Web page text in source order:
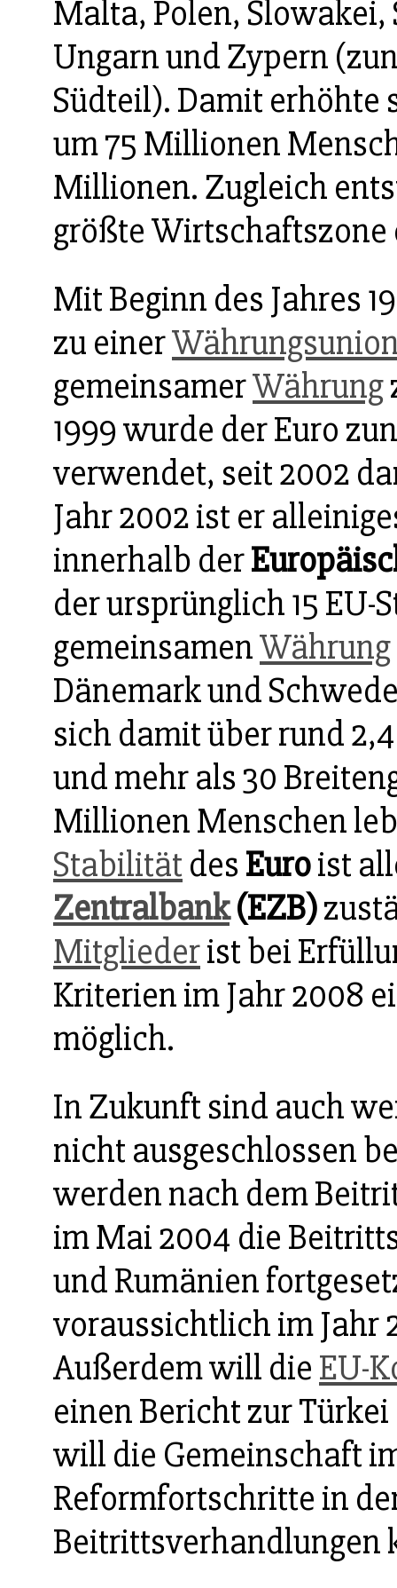
Malta, Polen,
Ungarn und Zypern
Südteil). Damit erhöhte
um 75 Millionen
Millionen. Zugleich
größte Wirtschaftszone
Mit Beginn des Jahres
zu einer
gemeinsamerWährung
1999 wurde der Euro
verwendet, seit 2002
Jahr 2002 ist er
innerhalb der
der ursprünglich 15
gemeinsamenWährung
Dänemark und
sich damit über rund
und mehr als 30
Millionen Menschen
Stabilität desEuroist
Zentralbank(EZB)
Mitgliederist bei
Kriterien im Jahr 2008
möglich.
In Zukunft sind auch
nicht ausgeschlossen
werden nach dem
im Mai 2004 die
und Rumänien
voraussichtlich im Jahr
Außerdem will die EU-
einen Bericht zur
will die Gemeinschaft
Reformfortschritte in
Beitrittsverhandlungen